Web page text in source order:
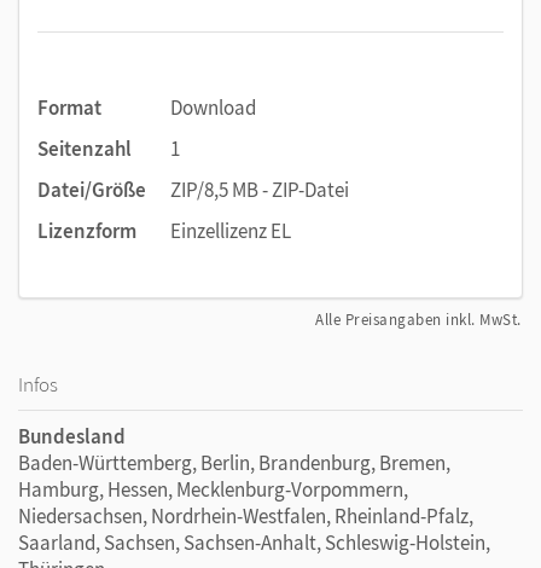
Format
Download
Seitenzahl
1
Datei/Größe
ZIP/8,5 MB - ZIP-Datei
Lizenzform
Einzellizenz EL
Alle Preisangaben inkl. MwSt.
Infos
Bundesland
Baden-Württemberg, Berlin, Brandenburg, Bremen,
Hamburg, Hessen, Mecklenburg-Vorpommern,
Niedersachsen, Nordrhein-Westfalen, Rheinland-Pfalz,
Saarland, Sachsen, Sachsen-Anhalt, Schleswig-Holstein,